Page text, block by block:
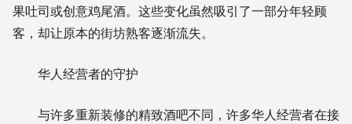
果吐司或创意鸡尾酒。这些变化虽然吸引了一部分年轻顾
客，却让原本的街坊熟客逐渐流失。
华人经营者的守护
与许多重新装修的精致酒吧不同，许多华人经营者在接